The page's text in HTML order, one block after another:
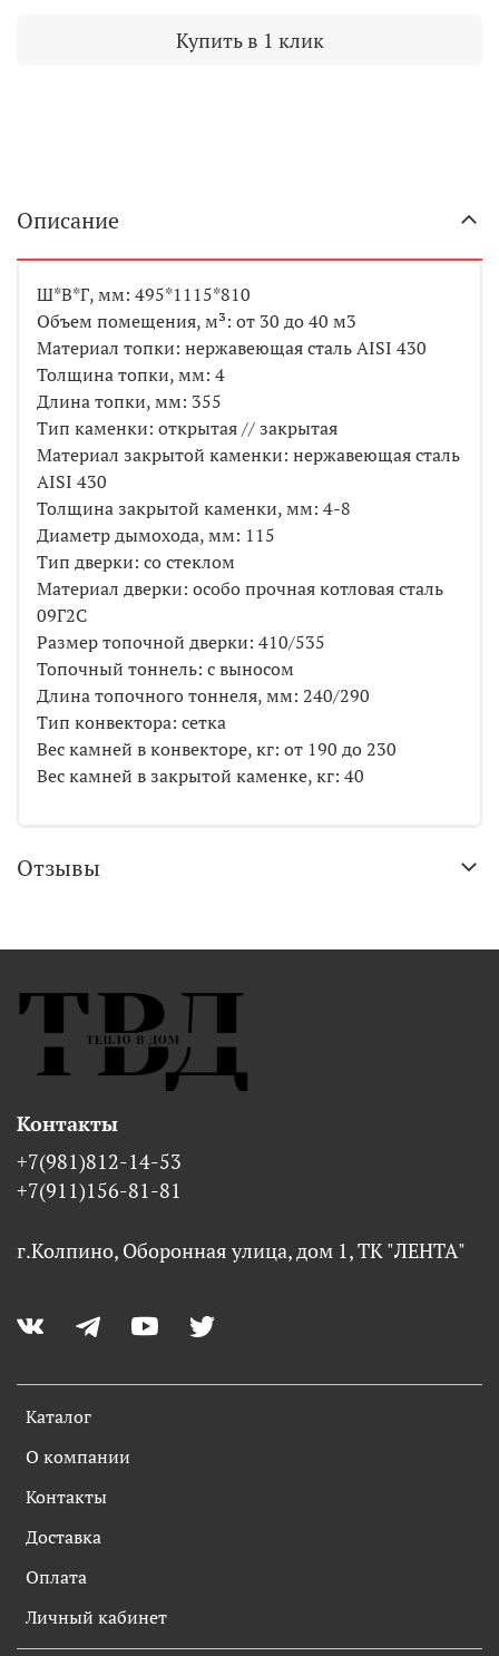
Купить в 1 клик
Описание
Ш*В*Г, мм: 495*1115*810
Объем помещения, м³: от 30 до 40 м3
Материал топки: нержавеющая сталь AISI 430
Толщина топки, мм: 4
Длина топки, мм: 355
Тип каменки: открытая // закрытая
Материал закрытой каменки: нержавеющая сталь
AISI 430
Толщина закрытой каменки, мм: 4-8
Диаметр дымохода, мм: 115
Тип дверки: со стеклом
Материал дверки: особо прочная котловая сталь
09Г2С
Размер топочной дверки: 410/535
Топочный тоннель: с выносом
Длина топочного тоннеля, мм: 240/290
Тип конвектора: сетка
Вес камней в конвекторе, кг: от 190 до 230
Вес камней в закрытой каменке, кг: 40
Отзывы
Каталог
О компании
Контакты
Доставка
Оплата
Личный кабинет
Контакты
+7(981)812-14-53
+7(911)156-81-81
г.Колпино, Оборонная улица, дом 1, ТК "ЛЕНТА"